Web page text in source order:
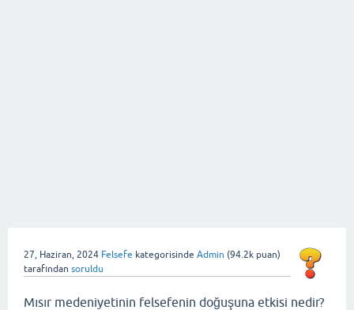
27, Haziran, 2024 Felsefe kategorisinde Admin (94.2k puan)
tarafından soruldu
Mısır medeniyetinin felsefenin doğuşuna etkisi nedir?